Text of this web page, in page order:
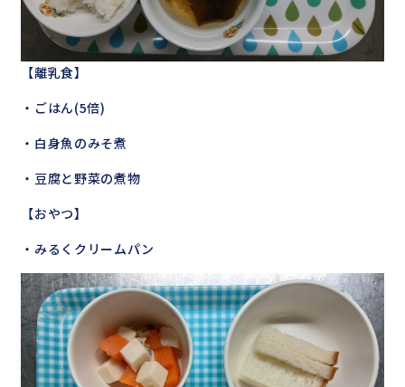
【離乳食】
・ごはん(5倍)
・白身魚のみそ煮
・豆腐と野菜の煮物
【おやつ】
・みるくクリームパン